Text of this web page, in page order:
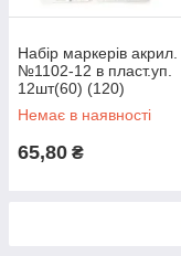
Набір маркерів акрил.
№1102-12 в пласт.уп.
12шт(60) (120)
Немає в наявності
65,80 ₴